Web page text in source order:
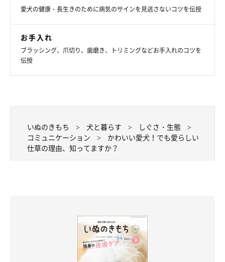
愛犬の健康・長生きのために病気のサインを見逃さないコツを伝授
お手入れ
ブラッシング、爪切り、歯磨き、トリミングなどお手入れのコツを
伝授
いぬのきもち 犬と暮らす
しぐさ・生態
コミュニケーション
かわいい愛犬！でも愛らしい
仕草の理由、知ってますか？